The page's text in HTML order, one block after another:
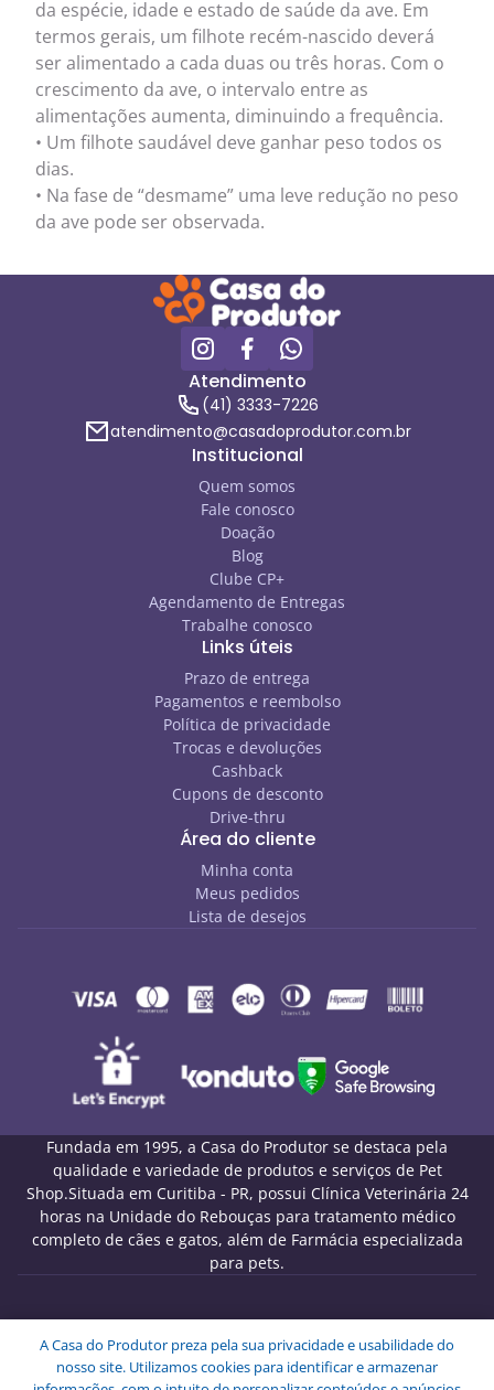
da espécie, idade e estado de saúde da ave. Em
termos gerais, um filhote recém-nascido deverá
ser alimentado a cada duas ou três horas. Com o
crescimento da ave, o intervalo entre as
alimentações aumenta, diminuindo a frequência.
• Um filhote saudável deve ganhar peso todos os
dias.
• Na fase de “desmame” uma leve redução no peso
da ave pode ser observada.
Atendimento
(41) 3333-7226
atendimento@casadoprodutor.com.br
Institucional
Quem somos
Fale conosco
Doação
Blog
Clube CP+
Agendamento de Entregas
Trabalhe conosco
Links úteis
Prazo de entrega
Pagamentos e reembolso
Política de privacidade
Trocas e devoluções
Cashback
Cupons de desconto
Drive-thru
Área do cliente
Minha conta
Meus pedidos
Lista de desejos
Fundada em 1995, a Casa do Produtor se destaca pela
qualidade e variedade de produtos e serviços de Pet
Shop.Situada em Curitiba - PR, possui Clínica Veterinária 24
horas na Unidade do Rebouças para tratamento médico
completo de cães e gatos, além de Farmácia especializada
para pets.
09.439.591/0001-72
Endereço: Rua Engenheiros Rebouças, 1826 - Rebouças -
A Casa do Produtor preza pela sua privacidade e usabilidade do
nosso site. Utilizamos cookies para identificar e armazenar